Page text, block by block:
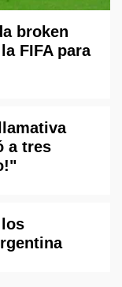
broken
FIFA para
a tres